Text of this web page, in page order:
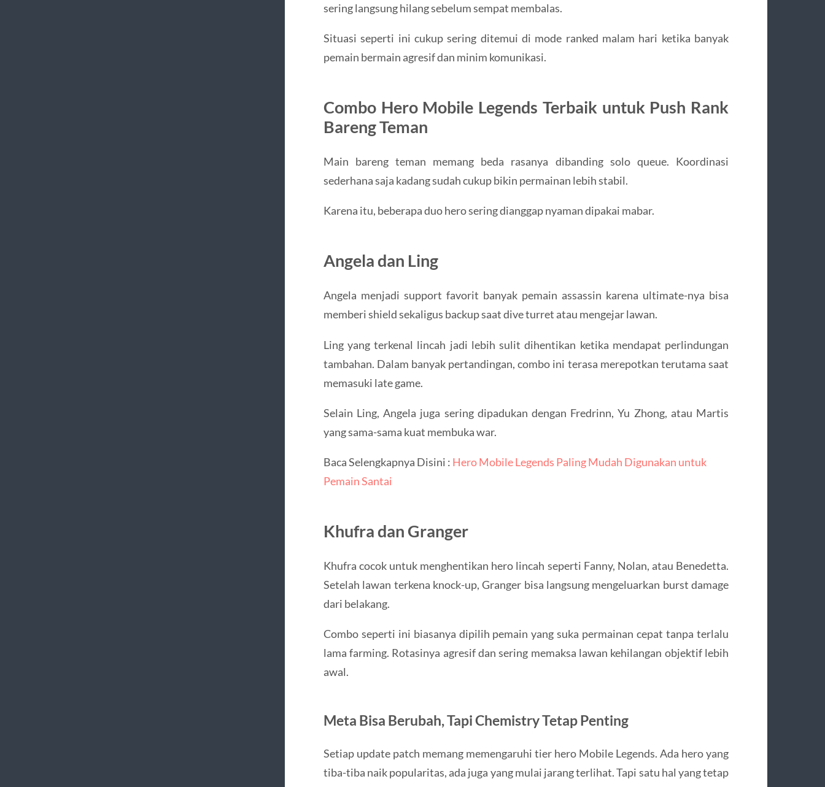
sering langsung hilang sebelum sempat membalas.
Situasi seperti ini cukup sering ditemui di mode ranked malam hari ketika banyak
pemain bermain agresif dan minim komunikasi.
Combo Hero Mobile Legends Terbaik untuk Push Rank
Bareng Teman
Main bareng teman memang beda rasanya dibanding solo queue. Koordinasi
sederhana saja kadang sudah cukup bikin permainan lebih stabil.
Karena itu, beberapa duo hero sering dianggap nyaman dipakai mabar.
Angela dan Ling
Angela menjadi support favorit banyak pemain assassin karena ultimate-nya bisa
memberi shield sekaligus backup saat dive turret atau mengejar lawan.
Ling yang terkenal lincah jadi lebih sulit dihentikan ketika mendapat perlindungan
tambahan. Dalam banyak pertandingan, combo ini terasa merepotkan terutama saat
memasuki late game.
Selain Ling, Angela juga sering dipadukan dengan Fredrinn, Yu Zhong, atau Martis
yang sama-sama kuat membuka war.
Baca Selengkapnya Disini : Hero Mobile Legends Paling Mudah Digunakan untuk
Pemain Santai
Khufra dan Granger
Khufra cocok untuk menghentikan hero lincah seperti Fanny, Nolan, atau Benedetta.
Setelah lawan terkena knock-up, Granger bisa langsung mengeluarkan burst damage
dari belakang.
Combo seperti ini biasanya dipilih pemain yang suka permainan cepat tanpa terlalu
lama farming. Rotasinya agresif dan sering memaksa lawan kehilangan objektif lebih
awal.
Meta Bisa Berubah, Tapi Chemistry Tetap Penting
Setiap update patch memang memengaruhi tier hero Mobile Legends. Ada hero yang
tiba-tiba naik popularitas, ada juga yang mulai jarang terlihat. Tapi satu hal yang tetap